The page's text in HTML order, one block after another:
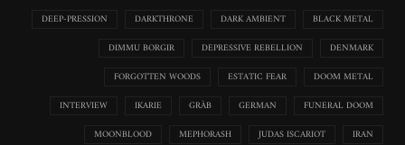
BLACK METAL
DARK AMBIENT
DARKTHRONE
DEEP-PRESSION
DENMARK
DEPRESSIVE REBELLION
DIMMU BORGIR
DOOM METAL
ESTATIC FEAR
FORGOTTEN WOODS
FUNERAL DOOM
GERMAN
GRÀB
IKARIE
INTERVIEW
IRAN
JUDAS ISCARIOT
MEPHORASH
MOONBLOOD